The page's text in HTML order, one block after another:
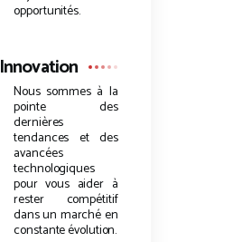
opportunités.
Innovation
Nous sommes à la
pointe des
dernières
tendances et des
avancées
technologiques
pour vous aider à
rester compétitif
dans un marché en
constante évolution.